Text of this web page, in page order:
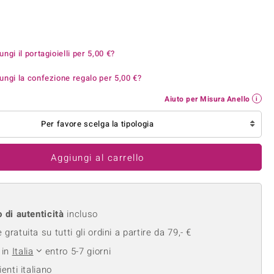
Gioielli in più varianti
il portagioielli per 5,00 €?
la confezione regalo per 5,00 €?
Aiuto per Misura Anello
Per favore scelga la tipologia
Aggiungi al carrello
di autenticità incluso
gratuita su tutti gli ordini a partire da 79,- €
Italia
entro 5-7 giorni
italiano